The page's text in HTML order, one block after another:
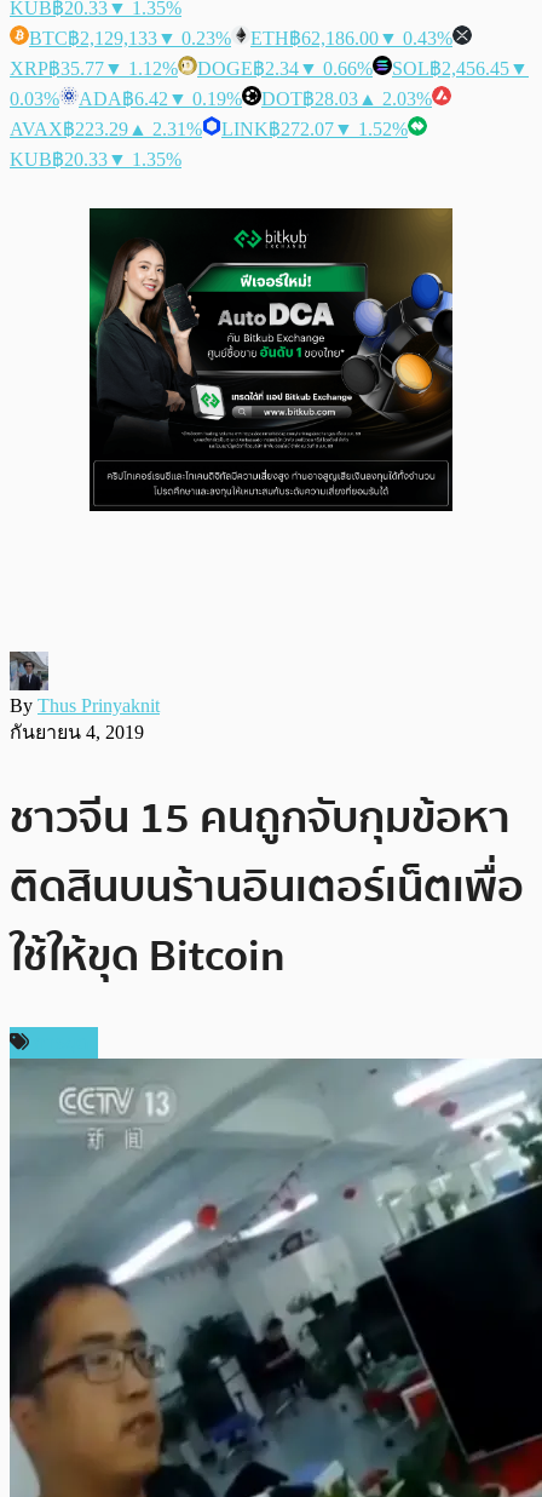
KUB฿20.33▼ 1.35%
BTC฿2,129,133▼ 0.23% ETH฿62,186.00▼ 0.43%
XRP฿35.77▼ 1.12% DOGE฿2.34▼ 0.66% SOL฿2,456.45▼
0.03%
ADA฿6.42 ▼ 0.19% DOT฿28.03 ▲ 2.03%
AVAX฿223.29 ▲ 2.31% LINK฿272.07▼ 1.52%
KUB฿20.33▼ 1.35%
By Thus Prinyaknit
กันยายน 4, 2019
ชาวจีน 15 คนถูกจับกุมข้อหา
ติดสินบนร้านอินเตอร์เน็ตเพื่อ
ใช้ให้ขุด Bitcoin